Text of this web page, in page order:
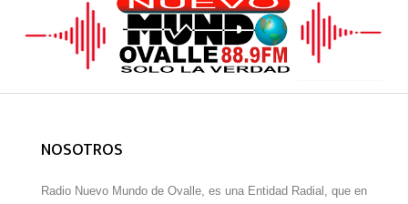
NOSOTROS
Radio Nuevo Mundo de Ovalle, es una Entidad Radial, que en